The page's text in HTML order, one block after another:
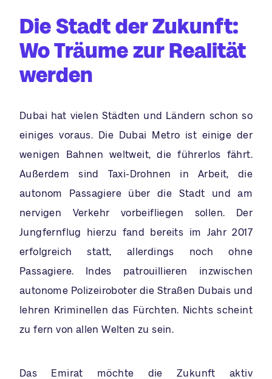
Die Stadt der Zukunft:
Wo Träume zur Realität
werden
Dubai hat vielen Städten und Ländern schon so
einiges voraus. Die Dubai Metro ist einige der
wenigen Bahnen weltweit, die führerlos fährt.
Außerdem sind Taxi-Drohnen in Arbeit, die
autonom Passagiere über die Stadt und am
nervigen Verkehr vorbeifliegen sollen. Der
Jungfernflug hierzu fand bereits im Jahr 2017
erfolgreich statt, allerdings noch ohne
Passagiere. Indes patrouillieren inzwischen
autonome Polizeiroboter die Straßen Dubais und
lehren Kriminellen das Fürchten. Nichts scheint
zu fern von allen Welten zu sein.
Das Emirat möchte die Zukunft aktiv